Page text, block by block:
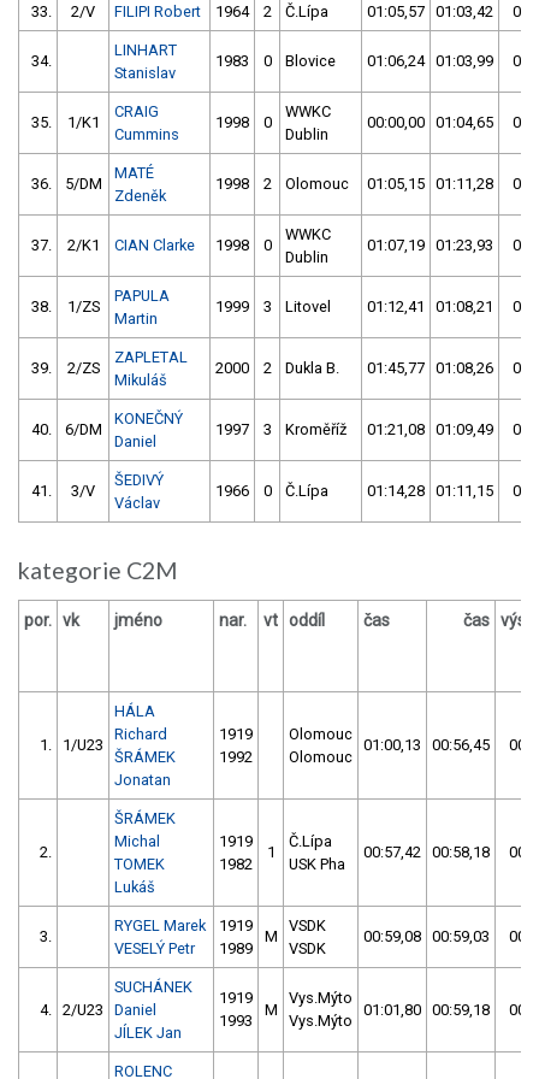
33. 2/V FILIPI Robert 1964 2 Č.Lípa 01:05,57 01:03,42
34.
LINHART
Stanislav
1983 0 Blovice 01:06,24 01:03,99
35. 1/K1
CRAIG
Cummins
1998 0
WWKC
Dublin
00:00,00 01:04,65
36. 5/DM
MATÉ
Zdeněk
1998 2 Olomouc 01:05,15 01:11,28
37. 2/K1 CIAN Clarke 1998 0
WWKC
Dublin
01:07,19 01:23,93
38. 1/ZS
PAPULA
Martin
1999 3 Litovel 01:12,41 01:08,21
39. 2/ZS
ZAPLETAL
Mikuláš
2000 2 Dukla B. 01:45,77 01:08,26
40. 6/DM
KONEČNÝ
Daniel
1997 3 Kroměříž 01:21,08 01:09,49
41. 3/V
ŠEDIVÝ
Václav
1966 0 Č.Lípa 01:14,28 01:11,15
kategorie C2M
por. vk jméno nar. vt oddíl čas čas
1. 1/U23
HÁLA
Richard
ŠRÁMEK
Jonatan
1919
1992
Olomouc
Olomouc
01:00,13 00:56,45
2.
ŠRÁMEK
Michal
TOMEK
Lukáš
1919
1982
1
Č.Lípa
USK Pha
00:57,42 00:58,18
3.
RYGEL Marek
VESELÝ Petr
1919
1989
M
VSDK
VSDK
00:59,08 00:59,03
4. 2/U23
SUCHÁNEK
Daniel
JÍLEK Jan
1919
1993
M
Vys.Mýto
Vys.Mýto
01:01,80 00:59,18
ROLENC